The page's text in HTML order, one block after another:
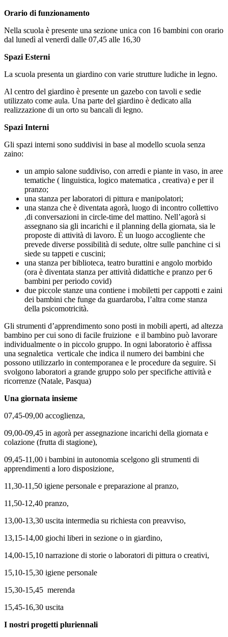
Orario di funzionamento
Nella scuola è presente una sezione unica con 16 bambini con orario
dal lunedì al venerdì dalle 07,45 alle 16,30
Spazi Esterni
La scuola presenta un giardino con varie strutture ludiche in legno.
Al centro del giardino è presente un gazebo con tavoli e sedie
utilizzato come aula. Una parte del giardino è dedicato alla
realizzazione di un orto su bancali di legno.
Spazi Interni
Gli spazi interni sono suddivisi in base al modello scuola senza
zaino:
un ampio salone suddiviso, con arredi e piante in vaso, in aree
tematiche ( linguistica, logico matematica , creativa) e per il
pranzo;
una stanza per laboratori di pittura e manipolatori;
una stanza che è diventata agorà, luogo di incontro collettivo
,di conversazioni in circle-time del mattino. Nell’agorà si
assegnano sia gli incarichi e il planning della giornata, sia le
proposte di attività di lavoro. È un luogo accogliente che
prevede diverse possibilità di sedute, oltre sulle panchine ci si
siede su tappeti e cuscini;
una stanza per biblioteca, teatro burattini e angolo morbido
(ora è diventata stanza per attività didattiche e pranzo per 6
bambini per periodo covid)
due piccole stanze una contiene i mobiletti per cappotti e zaini
dei bambini che funge da guardaroba, l’altra come stanza
della psicomotricità.
Gli strumenti d’apprendimento sono posti in mobili aperti, ad altezza
bambino per cui sono di facile fruizione e il bambino può lavorare
individualmente o in piccolo gruppo. In ogni laboratorio è affissa
una segnaletica verticale che indica il numero dei bambini che
possono utilizzarlo in contemporanea e le procedure da seguire. Si
svolgono laboratori a grande gruppo solo per specifiche attività e
ricorrenze (Natale, Pasqua)
Una giornata insieme
07,45-09,00 accoglienza,
09,00-09,45 in agorà per assegnazione incarichi della giornata e
colazione (frutta di stagione),
09,45-11,00 i bambini in autonomia scelgono gli strumenti di
apprendimenti a loro disposizione,
11,30-11,50 igiene personale e preparazione al pranzo,
11,50-12,40 pranzo,
13,00-13,30 uscita intermedia su richiesta con preavviso,
13,15-14,00 giochi liberi in sezione o in giardino,
14,00-15,10 narrazione di storie o laboratori di pittura o creativi,
15,10-15,30 igiene personale
15,30-15,45 merenda
15,45-16,30 uscita
I nostri progetti pluriennali